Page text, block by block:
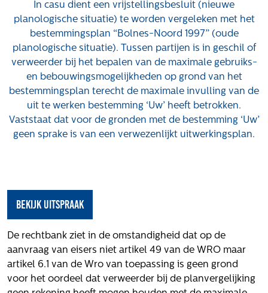
Concurrentiegerichte dialoog en tenderstrategie
Hoge Woerd in Ewijk
Pachtbeleid gemeente Valkenswaard: duurzame
pacht als instrument voor landbouw- en
watertransitie
Strategisch grondbeleid als motor voor
woningbouwversnelling Gemeente Vught
Over ons
Het verhaal van Gloudemans
Onze mensen
Werken bij Gloudemans
Actueel
Nieuws
In casu dient een vrijstellingsbesluit (nieuwe
planologische situatie) te worden vergeleken met het
bestemmingsplan “Bolnes-Noord 1997” (oude
planologische situatie). Tussen partijen is in geschil of
verweerder bij het bepalen van de maximale gebruiks-
en bebouwingsmogelijkheden op grond van het
bestemmingsplan terecht de maximale invulling van de
uit te werken bestemming ‘Uw’ heeft betrokken.
Vaststaat dat voor de gronden met de bestemming ‘Uw’
geen sprake is van een verwezenlijkt uitwerkingsplan.
bekijk uitspraak
De rechtbank ziet in de omstandigheid dat op de
aanvraag van eisers niet artikel 49 van de WRO maar
artikel 6.1 van de Wro van toepassing is geen grond
voor het oordeel dat verweerder bij de planvergelijking